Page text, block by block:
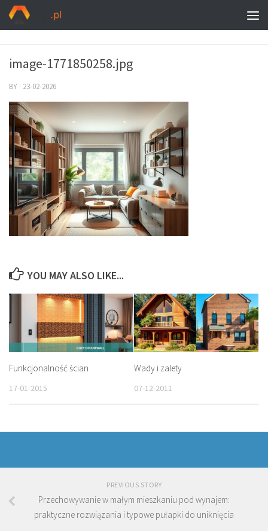
image-1771850258.jpg
BY · 23-02-2026
YOU MAY ALSO LIKE...
Funkcjonalność ścian
17-01-2015
Wady i zalety
07-12-2011
PREVIOUS STORY
Przechowywanie w małym mieszkaniu pod wynajem:
praktyczne rozwiązania i typowe pułapki do uniknięcia